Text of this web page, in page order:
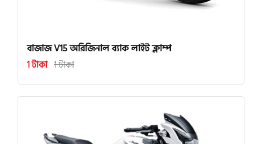
বাজাজ V15 অরিজিনাল ব্যাক লাইট ক্লাম্প
1 টাকা 1 টাকা